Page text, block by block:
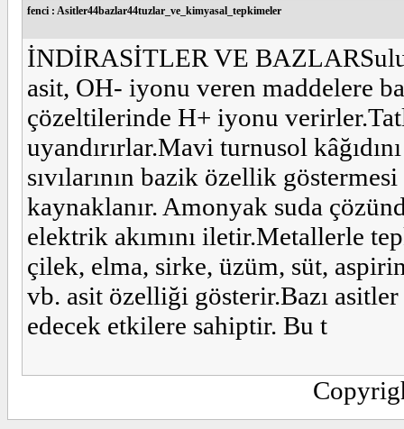
fenci : Asitler44bazlar44tuzlar_ve_kimyasal_tepkimeler
İNDİRASİTLER VE
asit, OH- iyonu veren maddelere
çözeltilerinde H+ iyonu
uyandırırlar.Mavi turnusol
sıvılarının bazik özellik
kaynaklanır. Amonyak suda
elektrik akımını iletir.Metallerle
çilek, elma, sirke, üzüm, süt,
vb. asit özelliği gösterir.Bazı
edecek etkilere sahiptir. Bu t